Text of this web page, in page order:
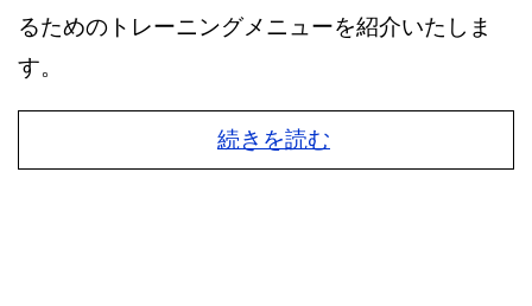
るためのトレーニングメニューを紹介いたしま
す。
続きを読む